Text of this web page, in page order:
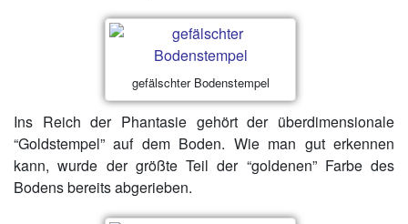
gefälschter Bodenstempel
Ins Reich der Phantasie gehört der überdimensionale
“Goldstempel” auf dem Boden. Wie man gut erkennen
kann, wurde der größte Teil der “goldenen” Farbe des
Bodens bereits abgerieben.